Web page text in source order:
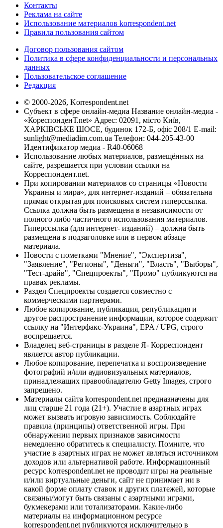
Контакты
Реклама на сайте
Использование материалов korrespondent.net
Правила пользования сайтом
Договор пользования сайтом
Политика в сфере конфиденциальности и персональных
данных
Пользовательское соглашение
Редакция
© 2000-2026, Korrespondent.net
Субъект в сфере онлайн-медиа Название онлайн-медиа -
«КореспонденТ.net» Адрес: 02091, місто Київ,
ХАРКІВСЬКЕ ШОСЕ, будинок 172-Б, офіс 208/1 E-mail:
sunlight@mediadim.com.ua Телефон: 044-205-43-00
Идентификатор медиа - R40-06068
Использование любых материалов, размещённых на
сайте, разрешается при условии ссылки на
Корреспондент.net.
При копировании материалов со страницы «Новости
Украины и мира», для интернет-изданий – обязательна
прямая открытая для поисковых систем гиперссылка.
Ссылка должна быть размещена в независимости от
полного либо частичного использования материалов.
Гиперссылка (для интернет- изданий) – должна быть
размещена в подзаголовке или в первом абзаце
материала.
Новости с пометками "Мнение", "Экспертиза",
"Заявление", "Регионы", "Деньги", "Власть", "Выборы",
"Тест-драйв", "Спецпроекты", "Промо" публикуются на
правах рекламы.
Раздел Спецпроекты создается совместно с
коммерческими партнерами.
Любое копирование, публикация, републикация и
другое распространение информации, которое содержит
ссылку на "Интерфакс-Украина", EPA / UPG, строго
воспрещается.
Владелец веб-страницы в разделе Я- Корреспондент
является автор публикации.
Любое копирование, перепечатка и воспроизведение
фотографий и/или аудиовизуальных материалов,
принадлежащих правообладателю Getty Images, строго
запрещено.
Материалы сайта korrespondent.net предназначены для
лиц старше 21 года (21+). Участие в азартных играх
может вызвать игровую зависимость. Соблюдайте
правила (принципы) ответственной игры. При
обнаружении первых признаков зависимости
немедленно обратитесь к специалисту. Помните, что
участие в азартных играх не может являться источником
доходов или альтернативой работе. Информационный
ресурс korrespondent.net не проводит игры на реальные
и/или виртуальные деньги, сайт не принимает ни в
какой форме оплату ставок и других платежей, которые
связаны/могут быть связаны с азартными играми,
букмекерами или тотализаторами. Какие-либо
материалы на информационном ресурсе
korrespondent.net публикуются исключительно в